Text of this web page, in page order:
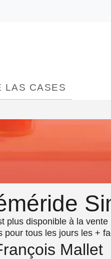
LAS CASES
plus disponible à la vente
pour tous les jours les +
Mallet